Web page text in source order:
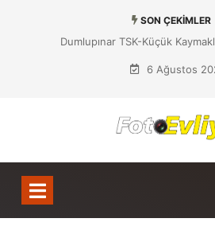
SON ÇEKIMLER
Dumlupınar TSK-Küçük
6 Ağustos